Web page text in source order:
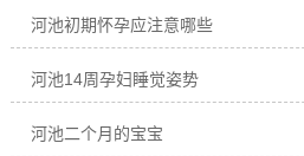
河池初期怀孕应注意哪些
河池14周孕妇睡觉姿势
河池二个月的宝宝